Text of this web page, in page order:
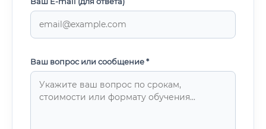
Ваш вопрос или сообщение *